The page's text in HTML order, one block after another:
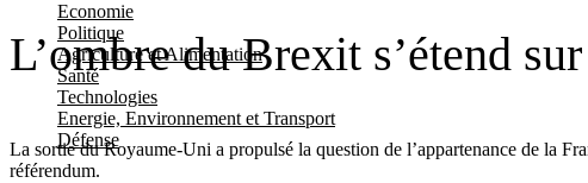
Economie
Politique
Agriculture et Alimentation
Santé
Technologies
Energie, Environnement et Transport
Défense
L’ombre du Brexit s’étend
La sortie du Royaume-Uni a propulsé la question de l’appartenance de la
référendum.